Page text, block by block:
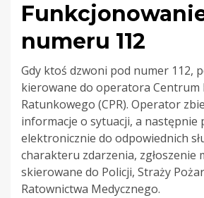
numeru 112
Gdy ktoś dzwoni pod numer 112,
kierowane do operatora Centrum
Ratunkowego (CPR). Operator
informacje o sytuacji, a następnie
elektronicznie do odpowiednich
charakteru zdarzenia, zgłoszenie
skierowane do Policji, Straży
Ratownictwa Medycznego.